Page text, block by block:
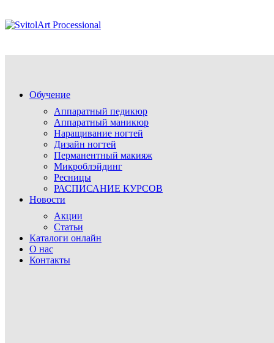
Обучение
Аппаратный педикюр
Аппаратный маникюр
Наращивание ногтей
Дизайн ногтей
Перманентный макияж
Микроблэйдинг
Ресницы
РАСПИСАНИЕ КУРСОВ
Новости
Акции
Статьи
Каталоги онлайн
О нас
Контакты